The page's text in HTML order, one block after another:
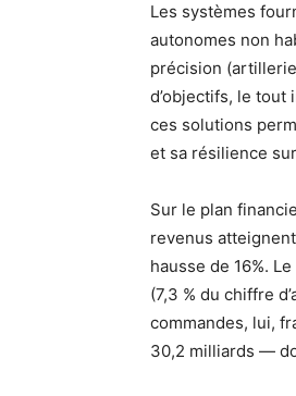
Les systèmes
autonomes non
précision
d’objectifs, le tout
ces solutions
et sa résilience
Sur le plan
revenus
hausse de 16%.
(7,3 % du chiffre
commandes, lui,
30,2 milliards —